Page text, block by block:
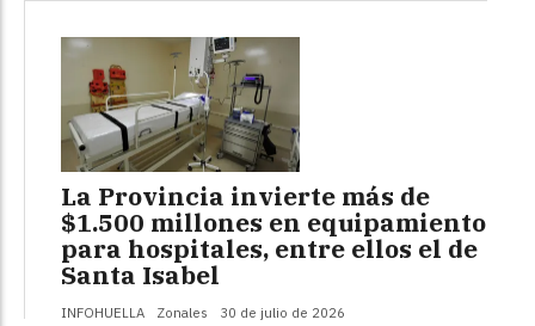
La Provincia invierte más de
$1.500 millones en equipamiento
para hospitales, entre ellos el de
Santa Isabel
INFOHUELLA Zonales 30 de julio de 2026